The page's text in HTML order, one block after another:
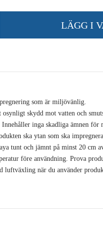
som är miljövänlig.
skydd mot vatten och
inga skadliga ämnen
ska ytan som ska
tunt och jämnt på minst 20 cm
före användning. Prova
luftväxling när du använder